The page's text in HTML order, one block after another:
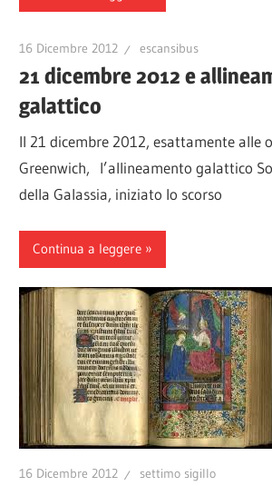
16 Dicembre 2012 escansibus
21 dicembre 2012 e
galattico
Il 21 dicembre 2012, esattamente alle
Greenwich, l’allineamento galattico
della Galassia, iniziato lo scorso
Continua a leggere
16 Dicembre 2012 settimo sigillo